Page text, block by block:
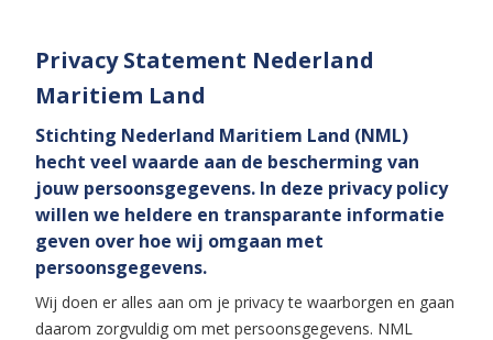
Privacy Statement Nederland
Maritiem Land
Stichting Nederland Maritiem Land (NML)
hecht veel waarde aan de bescherming van
jouw persoonsgegevens. In deze privacy policy
willen we heldere en transparante informatie
geven over hoe wij omgaan met
persoonsgegevens.
Wij doen er alles aan om je privacy te waarborgen en gaan
daarom zorgvuldig om met persoonsgegevens. NML